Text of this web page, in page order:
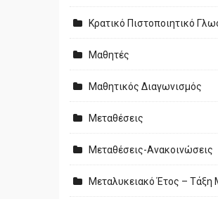
Κρατικό Πιστοποιητικό
Μαθητές
Μαθητικός Διαγωνισμός
Μεταθέσεις
Μεταθέσεις-Ανακοινώσεις
Μεταλυκειακό Έτος – Τάξη